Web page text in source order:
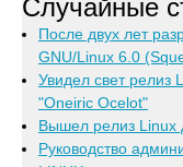
Случайные
После двух лет
GNU/Linux 6.0
Увидел свет релиз
"Oneiric Ocelot"
Вышел релиз Linux
Руководство